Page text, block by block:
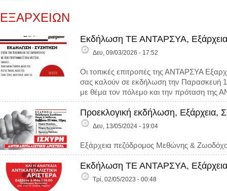
ΕΞΑΡΧΕΙΩΝ
Εκδήλωση ΤΕ ΑΝΤΑΡΣΥΑ,
Δευ, 09/03/2026 - 17:52
Οι τοπικές επιτροπές της ΑΝΤΑΡΣΥΑ
σας καλούν σε εκδήλωση την Παρασκευή
με θέμα τον πόλεμο και την πρόταση της
Προεκλογική εκδήλωση, Εξάρχεια,
Δευ, 13/05/2024 - 19:04
Εξάρχεια πεζόδρομος Μεθώνης &
Εκδήλωση ΤΕ ΑΝΤΑΡΣΥΑ,
Τρί, 02/05/2023 - 00:48